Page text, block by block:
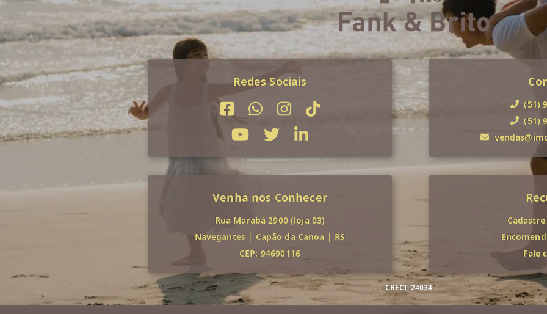
Redes Sociais
(51)
(51)
Venha nos Conhecer
Rua Marabá 2900 (loja 03)
Navegantes | Capão da Canoa | RS
CEP: 94690116
Fale
CRECI 24034